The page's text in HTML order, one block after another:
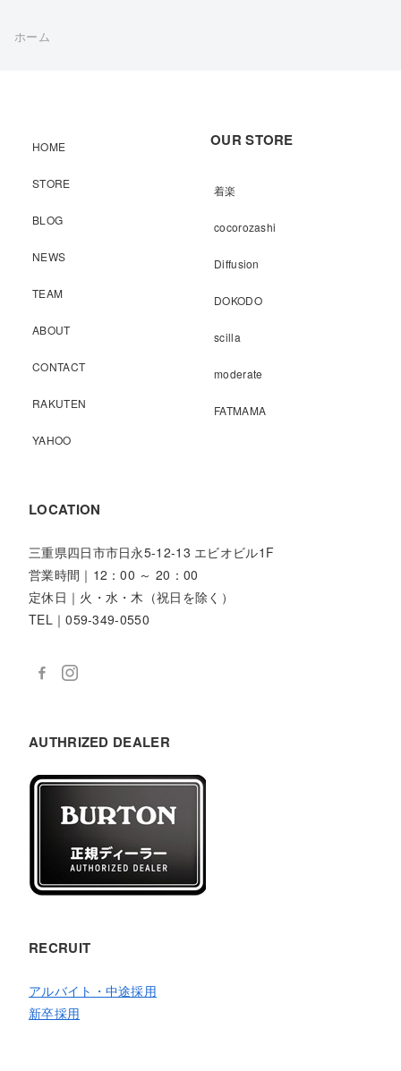
ホーム
HOME
STORE
BLOG
NEWS
TEAM
ABOUT
CONTACT
RAKUTEN
YAHOO
OUR STORE
着楽
cocorozashi
Diffusion
DOKODO
scilla
moderate
FATMAMA
LOCATION
三重県四日市市日永5-12-13 エビオビル1F
営業時間｜12：00 ～ 20：00
定休日｜火・水・木（祝日を除く）
TEL｜059-349-0550
AUTHRIZED DEALER
RECRUIT
アルバイト・中途採用
新卒採用